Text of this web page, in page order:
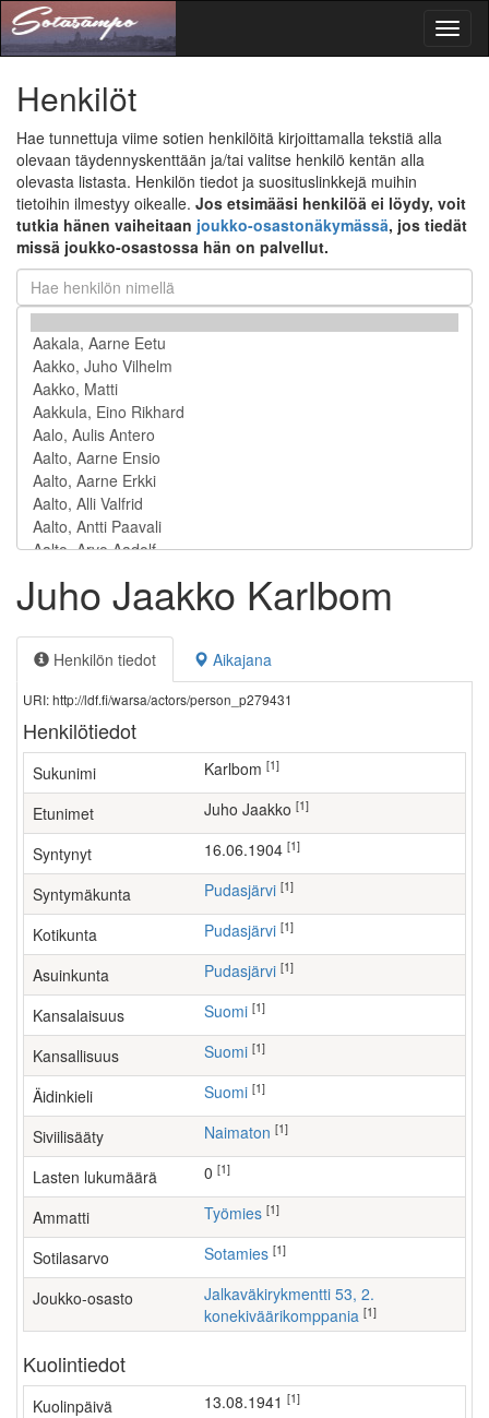
Henkilöt
Hae tunnettuja viime sotien henkilöitä kirjoittamalla tekstiä alla
olevaan täydennyskenttään ja/tai valitse henkilö kentän alla
olevasta listasta. Henkilön tiedot ja suosituslinkkejä muihin
tietoihin ilmestyy oikealle. Jos etsimääsi henkilöä ei löydy, voit
tutkia hänen vaiheitaan joukko-osastonäkymässä, jos tiedät
missä joukko-osastossa hän on palvellut.
Juho Jaakko Karlbom
Henkilön tiedot Aikajana
URI: http://ldf.fi/warsa/actors/person_p279431
Henkilötiedot
Sukunimi Karlbom [1]
Etunimet Juho Jaakko [1]
Syntynyt 16.06.1904 [1]
Syntymäkunta Pudasjärvi [1]
Kotikunta Pudasjärvi [1]
Asuinkunta Pudasjärvi [1]
Kansalaisuus Suomi [1]
Kansallisuus Suomi [1]
Äidinkieli Suomi [1]
Siviilisääty Naimaton [1]
Lasten lukumäärä [1]
Ammatti työmies [1]
Sotilasarvo Sotamies [1]
Joukko-osasto
Jalkaväkirykmentti 53, 2.
konekiväärikomppania [1]
Kuolintiedot
Kuolinpäivä 13.08.1941 [1]